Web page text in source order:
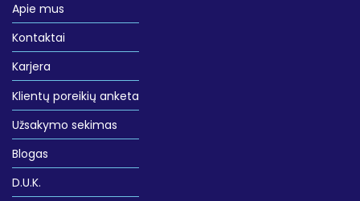
Apie mus
Kontaktai
Karjera
Klientų poreikių anketa
Užsakymo sekimas
Blogas
D.U.K.